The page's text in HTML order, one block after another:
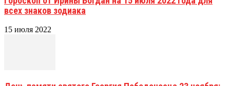
всех знаков зодиака
15 июля 2022